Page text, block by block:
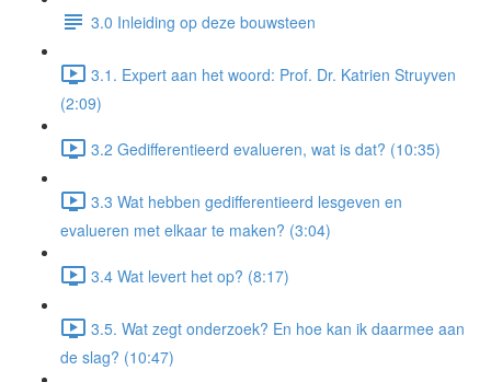
3.0 Inleiding op deze bouwsteen
3.1. Expert aan het woord: Prof. Dr. Katrien Struyven
(2:09)
3.2 Gedifferentieerd evalueren, wat is dat? (10:35)
3.3 Wat hebben gedifferentieerd lesgeven en
evalueren met elkaar te maken? (3:04)
3.4 Wat levert het op? (8:17)
3.5. Wat zegt onderzoek? En hoe kan ik daarmee aan
de slag? (10:47)